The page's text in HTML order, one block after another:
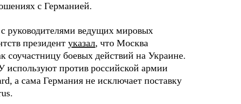
с Германией.
руководителями ведущих мировых
президент указал, что Москва
соучастницу боевых действий на Украине.
против российской армии
а сама Германия не исключает поставку